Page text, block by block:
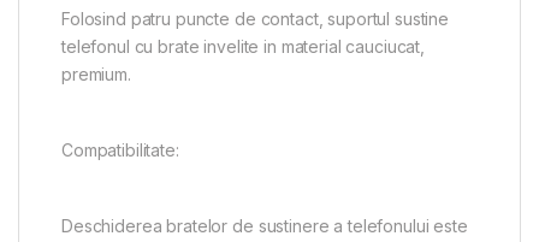
Folosind patru puncte de contact, suportul sustine
telefonul cu brate invelite in material cauciucat,
premium.
Compatibilitate:
Deschiderea bratelor de sustinere a telefonului este